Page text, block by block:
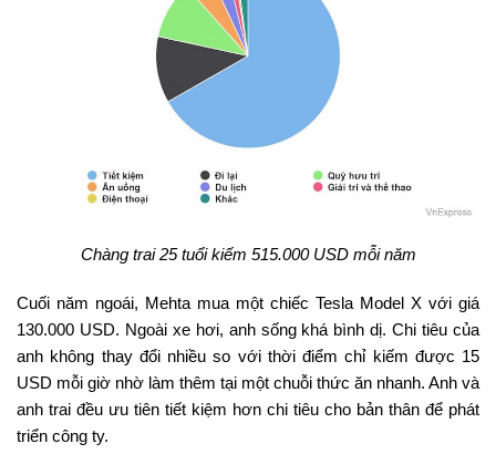
Chàng trai 25 tuổi kiếm 515.000 USD mỗi năm
Cuối năm ngoái, Mehta mua một chiếc Tesla Model X với giá
130.000 USD. Ngoài xe hơi, anh sống khá bình dị. Chi tiêu của
anh không thay đổi nhiều so với thời điểm chỉ kiếm được 15
USD mỗi giờ nhờ làm thêm tại một chuỗi thức ăn nhanh. Anh và
anh trai đều ưu tiên tiết kiệm hơn chi tiêu cho bản thân để phát
triển công ty.